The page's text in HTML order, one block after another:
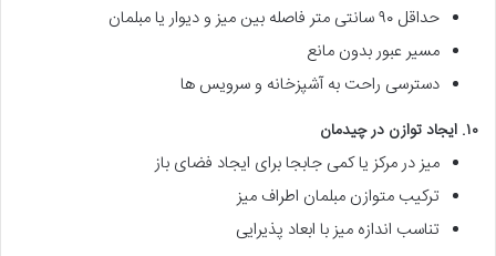
حداقل ۹۰ سانتی متر فاصله بین میز و دیوار یا مبلمان
مسیر عبور بدون مانع
دسترسی راحت به آشپزخانه و سرویس ها
۱۰. ایجاد توازن در چیدمان
میز در مرکز یا کمی جابجا برای ایجاد فضای باز
ترکیب متوازن مبلمان اطراف میز
تناسب اندازه میز با ابعاد پذیرایی